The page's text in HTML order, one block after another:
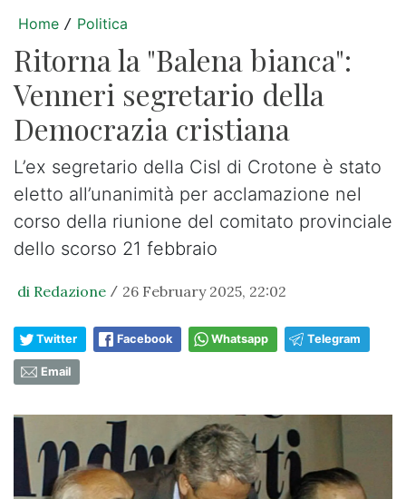
Home / Politica
Ritorna la "Balena bianca":
Venneri segretario della
Democrazia cristiana
L’ex segretario della Cisl di Crotone è stato
eletto all’unanimità per acclamazione nel
corso della riunione del comitato provinciale
dello scorso 21 febbraio
di Redazione / 26 February 2025, 22:02
Twitter Facebook Whatsapp Telegram
Email